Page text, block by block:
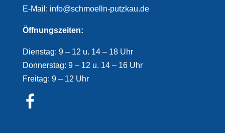
E-Mail: info@schmoelln-putzkau.de
Öffnungszeiten:
Dienstag: 9 – 12 u. 14 – 18 Uhr
Donnerstag: 9 – 12 u. 14 – 16 Uhr
Freitag: 9 – 12 Uhr